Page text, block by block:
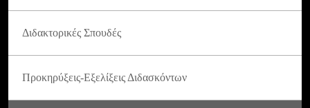
Διδακτορικές Σπουδές
Προκηρύξεις-Εξελίξεις Διδασκόντων